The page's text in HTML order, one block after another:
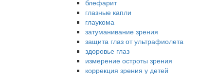
блефарит
глазные капли
глаукома
затуманивание зрения
защита глаз от ультрафиолета
здоровье глаз
измерение остроты зрения
коррекция зрения у детей